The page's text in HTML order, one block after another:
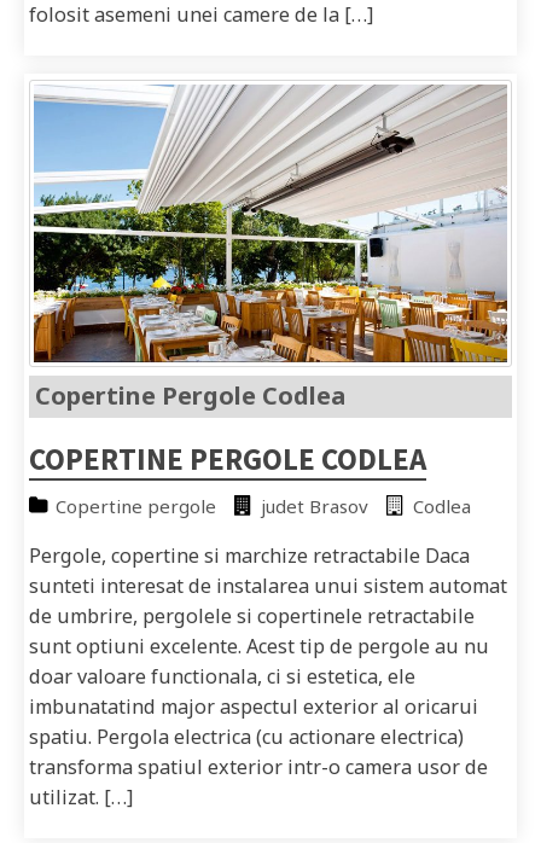
folosit asemeni unei camere de la […]
Copertine Pergole Codlea
COPERTINE PERGOLE CODLEA
Copertine pergole judet Brasov Codlea
Pergole, copertine si marchize retractabile Daca
sunteti interesat de instalarea unui sistem automat
de umbrire, pergolele si copertinele retractabile
sunt optiuni excelente. Acest tip de pergole au nu
doar valoare functionala, ci si estetica, ele
imbunatatind major aspectul exterior al oricarui
spatiu. Pergola electrica (cu actionare electrica)
transforma spatiul exterior intr-o camera usor de
utilizat. […]